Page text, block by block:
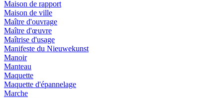
Maison de rapport
Maison de ville
Maître d'ouvrage
Maître d'œuvre
Maîtrise d'usage
Manifeste du Nieuwekunst
Manoir
Manteau
Maquette
Maquette d'épannelage
Marche